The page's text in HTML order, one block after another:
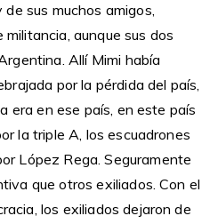
sus muchos amigos,
aunque sus dos
Allí Mimi había
por la pérdida del país,
era en ese país, en este país
la triple A, los escuadrones
López Rega. Seguramente
que otros exiliados. Con el
los exiliados dejaron de